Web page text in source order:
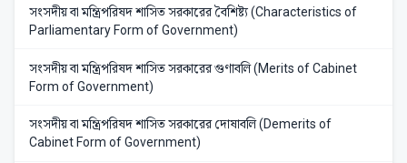
সংসদীয় বা মন্ত্রিপরিষদ শাসিত সরকারের বৈশিষ্ট্য (Characteristics of
Parliamentary Form of Government)
সংসদীয় বা মন্ত্রিপরিষদ শাসিত সরকারের গুণাবলি (Merits of Cabinet
Form of Government)
সংসদীয় বা মন্ত্রিপরিষদ শাসিত সরকারের দোষাবলি (Demerits of
Cabinet Form of Government)